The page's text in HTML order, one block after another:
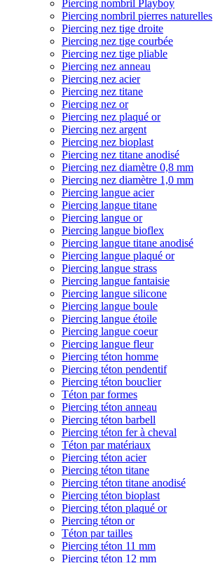
Piercing nombril Playboy
Piercing nombril pierres naturelles
Piercing nez tige droite
Piercing nez tige courbée
Piercing nez tige pliable
Piercing nez anneau
Piercing nez acier
Piercing nez titane
Piercing nez or
Piercing nez plaqué or
Piercing nez argent
Piercing nez bioplast
Piercing nez titane anodisé
Piercing nez diamètre 0,8 mm
Piercing nez diamètre 1,0 mm
Piercing langue acier
Piercing langue titane
Piercing langue or
Piercing langue bioflex
Piercing langue titane anodisé
Piercing langue plaqué or
Piercing langue strass
Piercing langue fantaisie
Piercing langue silicone
Piercing langue boule
Piercing langue étoile
Piercing langue coeur
Piercing langue fleur
Piercing téton homme
Piercing téton pendentif
Piercing téton bouclier
Téton par formes
Piercing téton anneau
Piercing téton barbell
Piercing téton fer à cheval
Téton par matériaux
Piercing téton acier
Piercing téton titane
Piercing téton titane anodisé
Piercing téton bioplast
Piercing téton plaqué or
Piercing téton or
Téton par tailles
Piercing téton 11 mm
Piercing téton 12 mm